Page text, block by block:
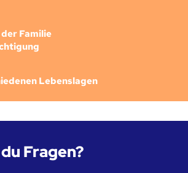
Familie
Lebenslagen
Fragen?